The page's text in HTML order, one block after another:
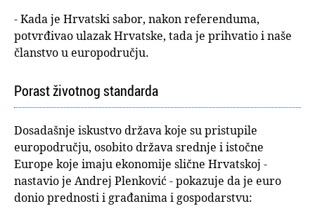
- Kada je Hrvatski sabor, nakon referenduma,
potvrđivao ulazak Hrvatske, tada je prihvatio i naše
članstvo u europodručju.
Porast životnog standarda
Dosadašnje iskustvo država koje su pristupile
europodručju, osobito država srednje i istočne
Europe koje imaju ekonomije slične Hrvatskoj -
nastavio je Andrej Plenković - pokazuje da je euro
donio prednosti i građanima i gospodarstvu: